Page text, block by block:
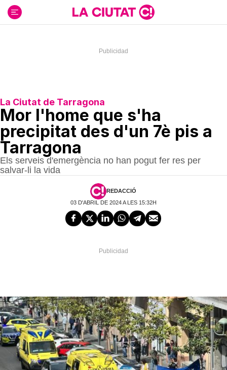
contenido
La Ciutat de Tarragona
Mor l'home que s'ha
precipitat des d'un 7è pis a
Tarragona
Els serveis d'emergència no han pogut fer res per
salvar-li la vida
REDACCIÓ
03 D'ABRIL DE 2024 A LES 15:32H